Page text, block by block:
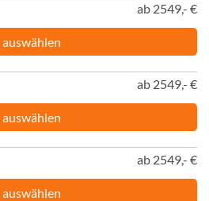
ab 2549,- €
auswählen
ab 2549,- €
auswählen
ab 2549,- €
auswählen